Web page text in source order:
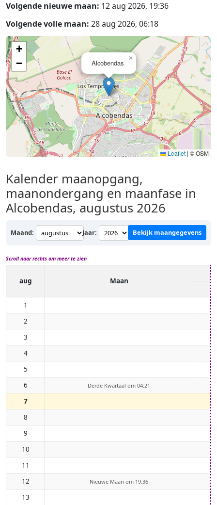
Volgende nieuwe maan: 12 aug 2026, 19:36
Volgende volle maan: 28 aug 2026, 06:18
Alcobendas
×
+
−
Leaflet | © OSM
Kalender maanopgang,
maanondergang en maanfase in
Alcobendas, augustus 2026
Maand: Jaar: Bekijk maangegevens
Scroll naar rechts om meer te zien
aug Maan
1
2
3
4
5
6
Derde Kwartaal om 04:21
7
8
9
10
11
12
Nieuwe Maan om 19:36
13